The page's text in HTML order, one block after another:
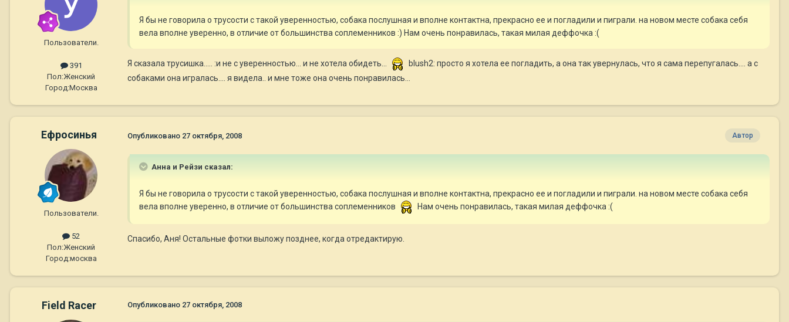
Пользователи.
391
Пол:Женский
Город:Москва
Я бы не говорила о трусости с такой уверенностью, собака послушная и вполне контактна, прекрасно ее и погладили и пиграли. на новом месте собака себя
вела вполне уверенно, в отличие от большинства соплеменников :) Нам очень понравилась, такая милая деффочка :(
Я сказала трусишка..... :и не с уверенностью... и не хотела обидеть...
blush2: просто я хотела ее погладить, а она так увернулась, что я сама перепугалась.... а с
собаками она игралась.... я видела.. и мне тоже она очень понравилась...
Ефросинья
Пользователи.
52
Пол:Женский
Город:москва
Автор
Опубликовано 27 октября, 2008
Анна и Рейзи сказал:
Я бы не говорила о трусости с такой уверенностью, собака послушная и вполне контактна, прекрасно ее и погладили и пиграли. на новом месте собака себя
вела вполне уверенно, в отличие от большинства соплеменников
Нам очень понравилась, такая милая деффочка :(
Спасибо, Аня! Остальные фотки выложу позднее, когда отредактирую.
Field Racer Опубликовано 27 октября, 2008